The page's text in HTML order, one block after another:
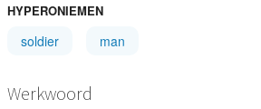
HYPERONIEMEN
soldier man
Werkwoord